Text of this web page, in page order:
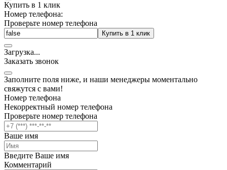
Купить в 1 клик
Номер телефона:
Проверьте номер телефона
Купить в 1 клик
Загрузка...
Заказать звонок
Заполните поля ниже, и наши менеджеры моментально
свяжутся с вами!
Номер телефона
Некорректный номер телефона
Проверьте номер телефона
Ваше имя
Введите Ваше имя
Комментарий